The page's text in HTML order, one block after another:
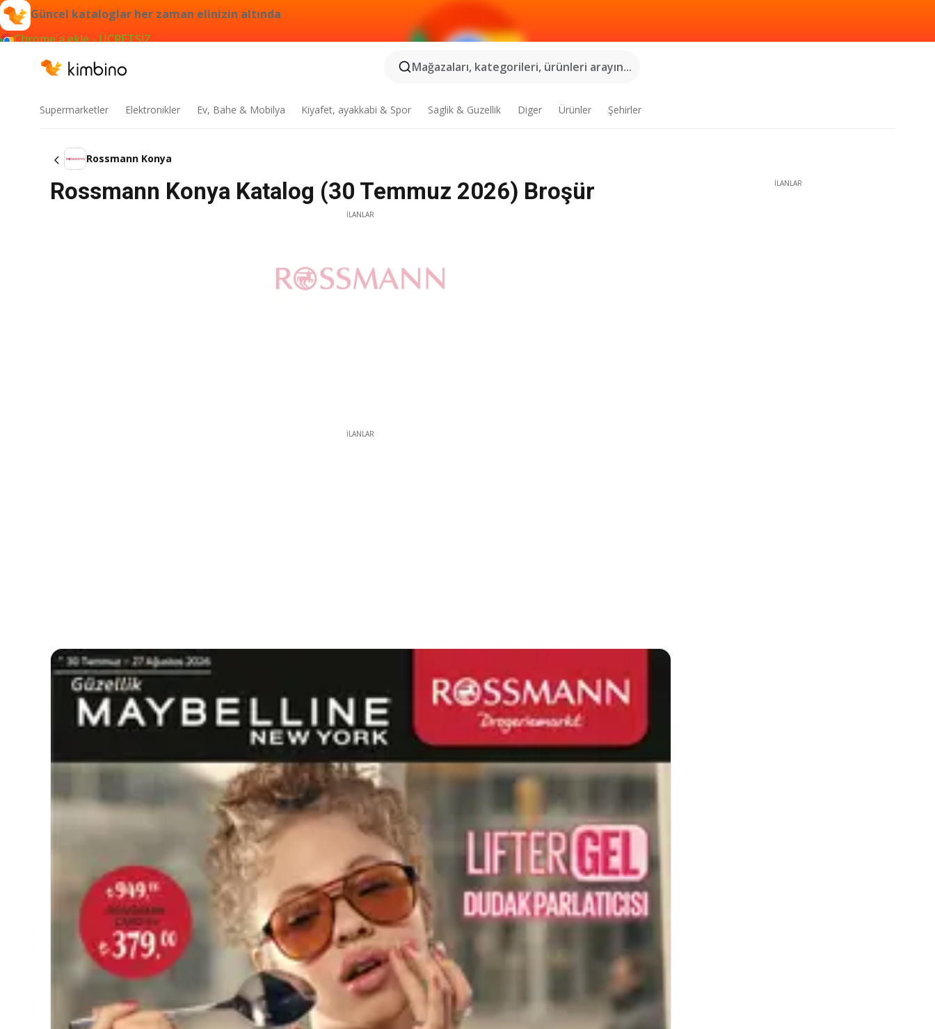
Güncel kataloglar her zaman elinizin altında
Chrome'a ekle - ÜCRETSİZ
Mağazaları, kategorileri, ürünleri arayın...
Supermarketler Elektronikler Ev, Bahe & Mobilya Kiyafet, ayakkabi & Spor Saglik & Guzellik Diger Ürünler Şehirler
Rossmann Konya
Rossmann Konya Katalog (30 Temmuz 2026) Broşür
İLANLAR
İLANLAR
İLANLAR